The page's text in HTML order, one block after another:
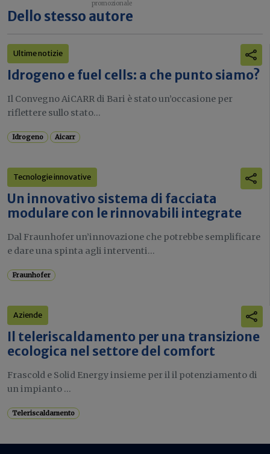
Dello stesso autore
Ultime notizie
Idrogeno e fuel cells: a che punto siamo?
Il Convegno AiCARR di Bari è stato un’occasione per
riflettere sullo stato...
Idrogeno Aicarr
Tecnologie innovative
Un innovativo sistema di facciata
modulare con le rinnovabili integrate
Dal Fraunhofer un’innovazione che potrebbe semplificare
e dare una spinta agli interventi...
Fraunhofer
Aziende
Il teleriscaldamento per una transizione
ecologica nel settore del comfort
Frascold e Solid Energy insieme per il il potenziamento di
un impianto ...
Teleriscaldamento